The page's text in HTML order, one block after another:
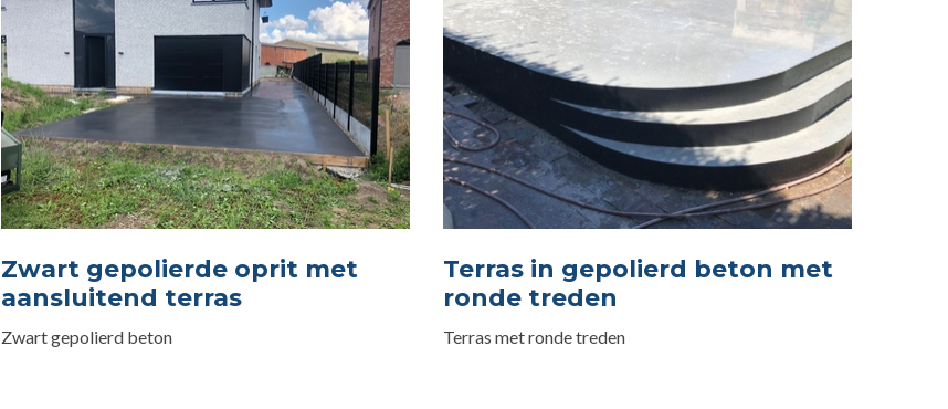
Zwart gepolierde oprit met
aansluitend terras
Zwart gepolierd beton
Terras in gepolierd beton met
ronde treden
Terras met ronde treden